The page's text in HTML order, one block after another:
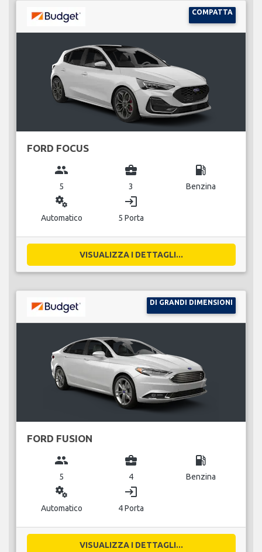
COMPATTA
FORD FOCUS
group
5
business_center
3
local_gas_station
Benzina
miscellaneous_services
Automatico
login
5 Porta
VISUALIZZA I DETTAGLI...
DI GRANDI DIMENSIONI
FORD FUSION
group
5
business_center
4
local_gas_station
Benzina
miscellaneous_services
Automatico
login
4 Porta
VISUALIZZA I DETTAGLI...